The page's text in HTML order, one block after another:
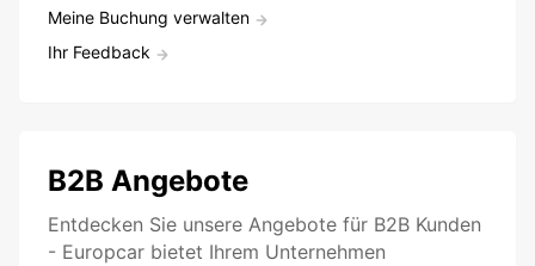
Meine Buchung verwalten
Ihr Feedback
B2B Angebote
Entdecken Sie unsere Angebote für B2B Kunden
- Europcar bietet Ihrem Unternehmen